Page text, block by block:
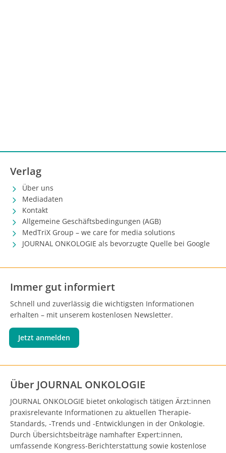
Verlag
Über uns
Mediadaten
Kontakt
Allgemeine Geschäftsbedingungen (AGB)
MedTriX Group – we care for media solutions
JOURNAL ONKOLOGIE als bevorzugte Quelle bei Google
Immer gut informiert
Schnell und zuverlässig die wichtigsten Informationen
erhalten – mit unserem kostenlosen Newsletter.
Jetzt anmelden
Über JOURNAL ONKOLOGIE
JOURNAL ONKOLOGIE bietet onkologisch tätigen Ärzt:innen
praxisrelevante Informationen zu aktuellen Therapie-
Standards, -Trends und -Entwicklungen in der Onkologie.
Durch Übersichtsbeiträge namhafter Expert:innen,
umfassende Kongress-Berichterstattung sowie kostenlose